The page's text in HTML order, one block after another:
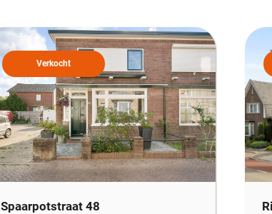
Verkocht
Spaarpotstraat 48